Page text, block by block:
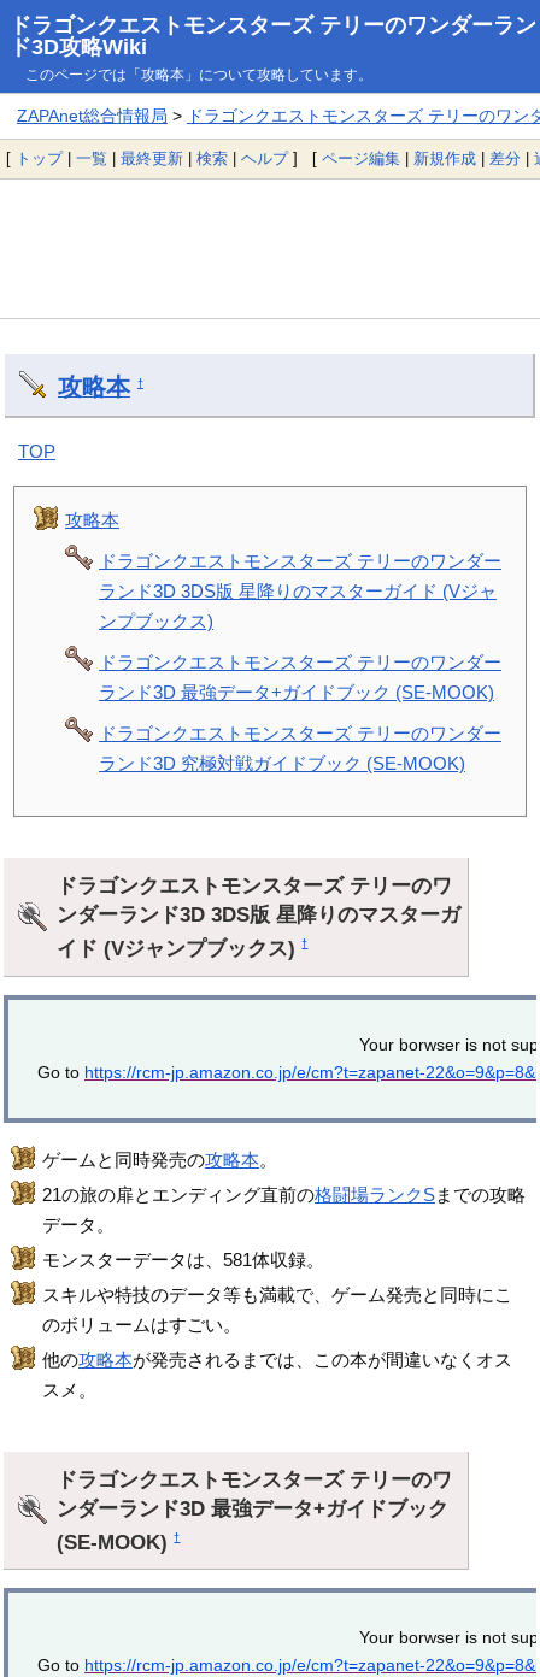
ドラゴンクエストモンスターズ テリーのワンダーラン
ド3D攻略Wiki
このページでは「攻略本」について攻略しています。
ZAPAnet総合情報局 > ドラゴンクエストモンスターズ テリーのワン
[ トップ| 一覧 | 最終更新 | 検索 | ヘルプ] [ ページ編集 | 新規作成 | 差分 |
攻略本 †
TOP
攻略本
ドラゴンクエストモンスターズ テリーのワンダー
ランド3D 3DS版 星降りのマスターガイド (Vジャ
ンプブックス)
ドラゴンクエストモンスターズ テリーのワンダー
ランド3D 最強データ+ガイドブック (SE-MOOK)
ドラゴンクエストモンスターズ テリーのワンダー
ランド3D 究極対戦ガイドブック (SE-MOOK)
ドラゴンクエストモンスターズ テリーのワ
ンダーランド3D 3DS版 星降りのマスターガ
イド (Vジャンプブックス)†
Your borwser is not
Go to https://rcm-jp.amazon.co.jp/e/cm?t=zapanet-
ゲームと同時発売の攻略本。
21の旅の扉とエンディング直前の格闘場ランクSまでの攻略
データ。
モンスターデータは、581体収録。
スキルや特技のデータ等も満載で、ゲーム発売と同時にこ
のボリュームはすごい。
他の攻略本が発売されるまでは、この本が間違いなくオス
スメ。
ドラゴンクエストモンスターズ テリーのワ
ンダーランド3D 最強データ+ガイドブック
(SE-MOOK)†
Your borwser is not
Go to https://rcm-jp.amazon.co.jp/e/cm?t=zapanet-